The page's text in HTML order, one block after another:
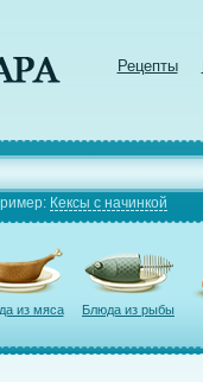
Рецепты
Кексы с начинкой
из мяса Блюда из рыбы